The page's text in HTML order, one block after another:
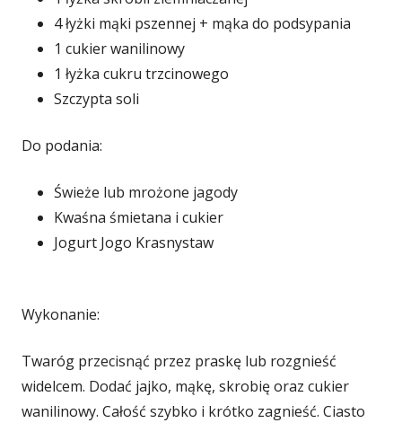
4 łyżki mąki pszennej + mąka do podsypania
1 cukier wanilinowy
1 łyżka cukru trzcinowego
Szczypta soli
Do podania:
Świeże lub mrożone jagody
Kwaśna śmietana i cukier
Jogurt Jogo Krasnystaw
Wykonanie:
Twaróg przecisnąć przez praskę lub rozgnieść
widelcem. Dodać jajko, mąkę, skrobię oraz cukier
wanilinowy. Całość szybko i krótko zagnieść. Ciasto